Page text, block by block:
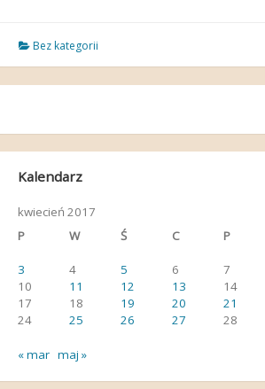
Bez kategorii
Kalendarz
kwiecień 2017
P
W Ś C P
3
4 5 6 7
10
11 12 13 14
17
18 19 20 21
24
25 26 27 28
« mar maj »